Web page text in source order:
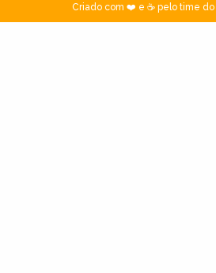
Criado com ❤️ e ☕ pelo time do